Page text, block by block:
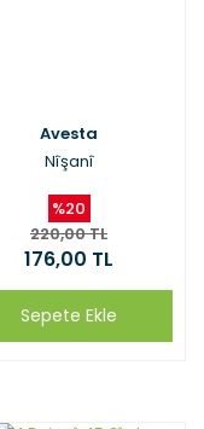
Avesta
Nîşanî
%20
220,00 TL
176,00 TL
Sepete Ekle